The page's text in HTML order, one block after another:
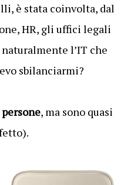
è stata coinvolta, dal
HR, gli uffici legali
l’IT che
sbilanciarmi?
, ma sono quasi